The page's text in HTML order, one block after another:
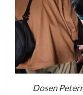
Dosen